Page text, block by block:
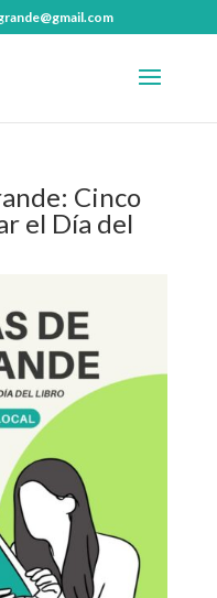
Cinco
el Día del